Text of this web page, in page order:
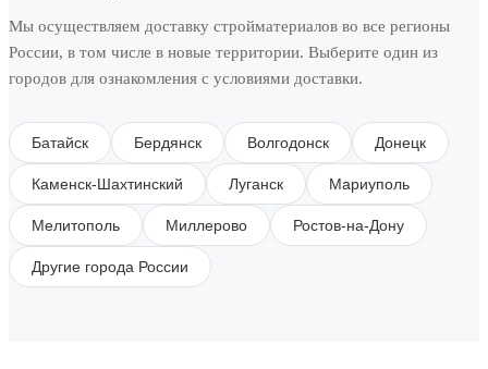
Мы осуществляем доставку стройматериалов во все регионы
России, в том числе в новые территории. Выберите один из
городов для ознакомления с условиями доставки.
Батайск Бердянск Волгодонск Донецк
Каменск-Шахтинский Луганск Мариуполь
Мелитополь Миллерово Ростов-на-Дону
Другие города России